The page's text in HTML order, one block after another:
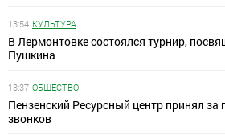
13:54 КУЛЬТУРА
В Лермонтовке состоялся турнир,
Пушкина
13:37 ОБЩЕСТВО
Пензенский Ресурсный центр принял за
звонков